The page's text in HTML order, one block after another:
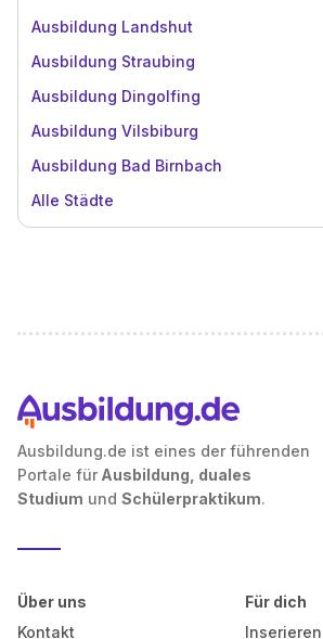
Ausbildung Landshut
Ausbildung Straubing
Ausbildung Dingolfing
Ausbildung Vilsbiburg
Ausbildung Bad Birnbach
Alle Städte
Ausbildung.de ist eines der führenden
Portale für Ausbildung, duales
Studium und Schülerpraktikum.
Über uns
Kontakt
Für dich
Inserieren